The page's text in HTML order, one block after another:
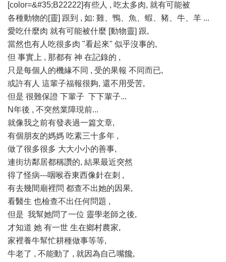
[color=&#35;B22222]有些人 , 吃太多肉, 就有可能被
各種動物的[靈] 跟到 , 如: 雞、鴨、魚、蝦、豬、牛、羊 ...
愛吃什麼肉 就有可能被什麼 [動物靈] 跟,
當然也有人吃很多肉 "看起來" 似乎沒事的,
但 事實上 , 那都有 神 在記錄的 ,
只是每個人的機緣不同 , 受的果報 不同而已,
或許有人 這輩子福報很夠, 還不用受苦,
但是 很難保證 下輩子 下下輩子...
N年後 , 不突然業障現前...
就像我之前有發表過一篇文章,
有個朋友的媽媽 吃素三十多年 ,
做了很多很多 大大小小的善事,
連街坊鄰居都稱讚的, 結果最近突然
得了怪病---咽喉吞東西像針在刺 ,
有去幾間廟裡問 都查不出她的因果,
看醫生 也檢查不出任何問題 ,
但是 我幫她問了一位 靈學老師之後,
才知道 她 有一世 生在鄉村農家,
家裡養牛幫忙耕種做事等等,
牛老了 , 不能動了 , 就因為自己嘴饞,